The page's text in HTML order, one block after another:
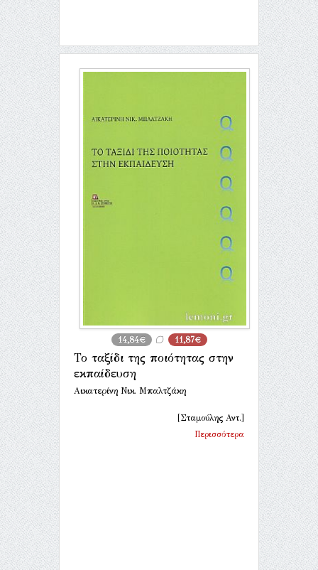
14,84€ 11,87€
Το ταξίδι της ποιότητας στην
εκπαίδευση
Αικατερίνη Νικ. Μπαλτζάκη
[Σταμούλης Αντ.]
Περισσότερα